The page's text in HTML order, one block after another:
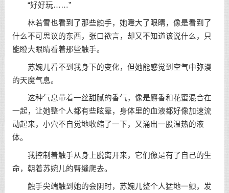
“好好玩……”
林若雪也看到了那些触手，她瞪大了眼睛，像是看到了
什么不可思议的东西，张口欲言，却又不知道该说什么，只
能瞪大眼睛看着那些触手。
苏婉儿看不到我身下的变化，但她能感觉到空气中弥漫
的天魔气息。
这种气息带着一丝甜腻的香气，像是麝香和花蜜混合在
一起，让她整个人都有些眩晕，身体里的血液都好像加速流
动起来，小穴不自觉地收缩了一下，又涌出一股温热的液
体。
我控制着触手从身上脱离开来，它们像是有了自己的生
命，朝着苏婉儿的臀缝爬去。
触手尖端触到她的会阴时，苏婉儿整个人猛地一颤，发